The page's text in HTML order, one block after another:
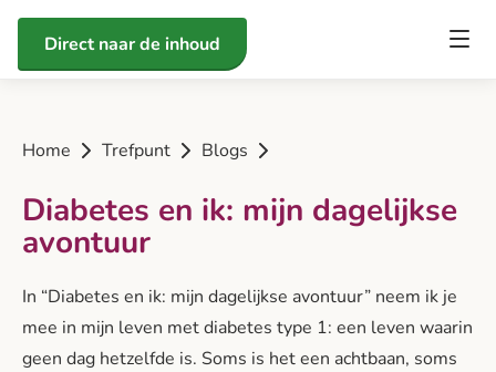
Direct naar de inhoud
Home Trefpunt Blogs
Diabetes en ik: mijn dagelijkse
avontuur
In “Diabetes en ik: mijn dagelijkse avontuur” neem ik je
mee in mijn leven met diabetes type 1: een leven waarin
geen dag hetzelfde is. Soms is het een achtbaan, soms